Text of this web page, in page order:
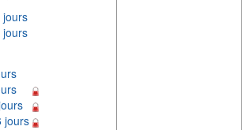
jours
jours
jours